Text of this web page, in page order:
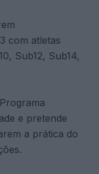
com atletas
Sub12, Sub14,
e pretende
a prática do